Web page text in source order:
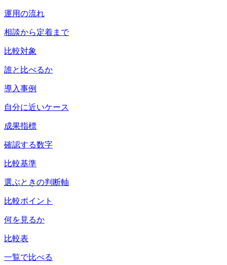
運用の流れ
相談から定着まで
比較対象
誰と比べるか
導入事例
自分に近いケース
成果指標
確認する数字
比較基準
選ぶときの判断軸
比較ポイント
何を見るか
比較表
一覧で比べる